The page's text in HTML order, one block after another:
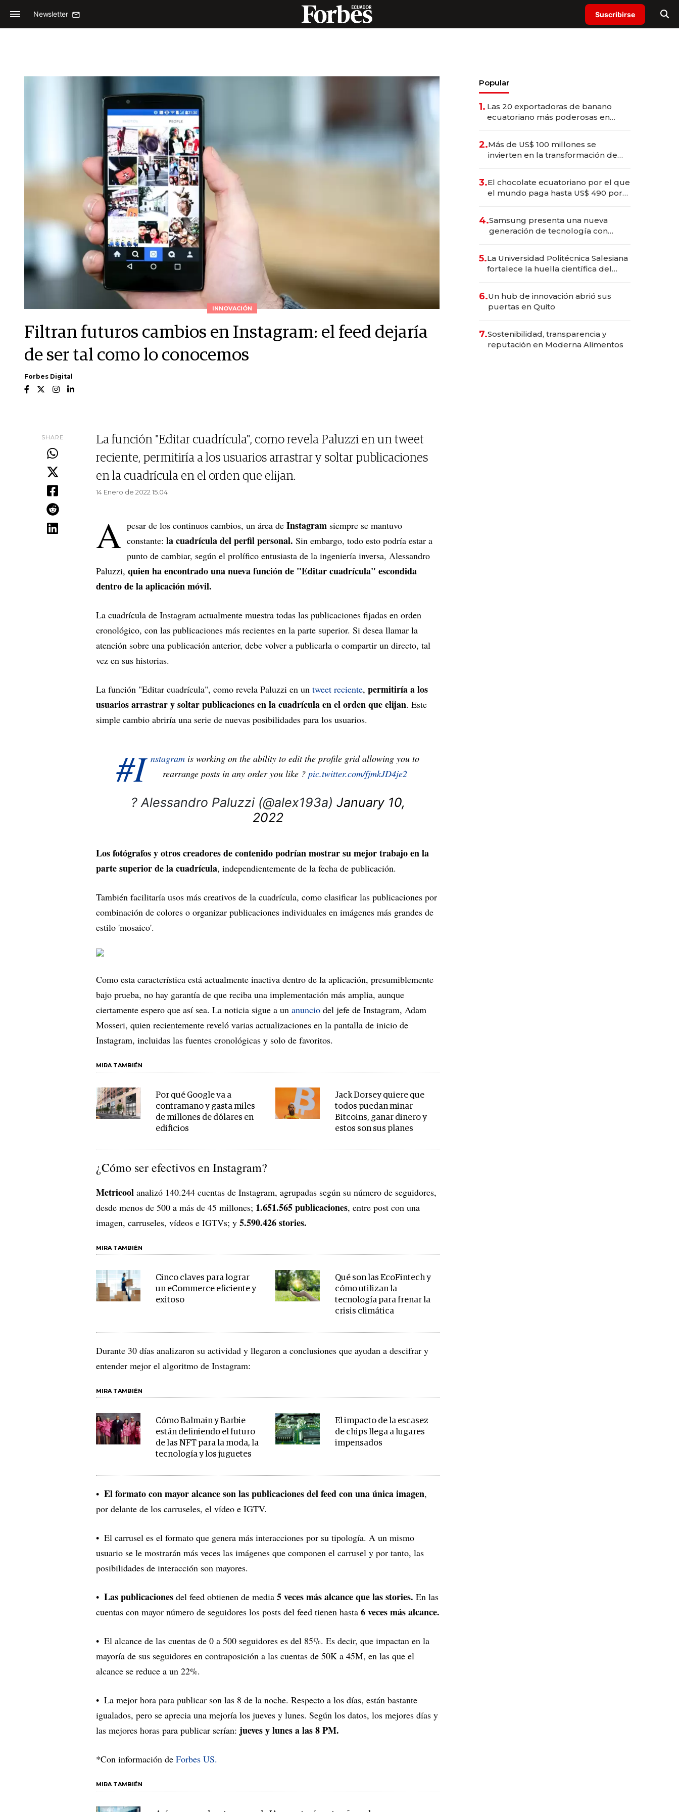
Newsletter Suscribirse
INNOVACIÓN
Filtran futuros cambios en Instagram: el feed dejaría
de ser tal como lo conocemos
Forbes Digital
SHARE
La función "Editar cuadrícula", como revela Paluzzi en un tweet
reciente, permitiría a los usuarios arrastrar y soltar publicaciones
en la cuadrícula en el orden que elijan.
14 Enero de 2022 15.04
A pesar de los continuos cambios, un área de Instagram siempre se mantuvo
constante: la cuadrícula del perfil personal. Sin embargo, todo esto podría estar a
punto de cambiar, según el prolífico entusiasta de la ingeniería inversa, Alessandro
Paluzzi, quien ha encontrado una nueva función de "Editar cuadrícula" escondida
dentro de la aplicación móvil.
La cuadrícula de Instagram actualmente muestra todas las publicaciones fijadas en orden
cronológico, con las publicaciones más recientes en la parte superior. Si desea llamar la
atención sobre una publicación anterior, debe volver a publicarla o compartir un directo, tal
vez en sus historias.
La función "Editar cuadrícula", como revela Paluzzi en un tweet reciente, permitiría a los
usuarios arrastrar y soltar publicaciones en la cuadrícula en el orden que elijan. Este
simple cambio abriría una serie de nuevas posibilidades para los usuarios.
#I nstagram is working on the ability to edit the profile grid allowing you to
rearrange posts in any order you like ? pic.twitter.com/fjmkJD4je2
? Alessandro Paluzzi (@alex193a) January 10,
2022
Los fotógrafos y otros creadores de contenido podrían mostrar su mejor trabajo en la
parte superior de la cuadrícula, independientemente de la fecha de publicación.
También facilitaría usos más creativos de la cuadrícula, como clasificar las publicaciones por
combinación de colores o organizar publicaciones individuales en imágenes más grandes de
estilo 'mosaico'.
Como esta característica está actualmente inactiva dentro de la aplicación, presumiblemente
bajo prueba, no hay garantía de que reciba una implementación más amplia, aunque
ciertamente espero que así sea. La noticia sigue a un anuncio del jefe de Instagram, Adam
Mosseri, quien recientemente reveló varias actualizaciones en la pantalla de inicio de
Instagram, incluidas las fuentes cronológicas y solo de favoritos.
MIRA TAMBIÉN
Por qué Google va a
contramano y gasta miles
de millones de dólares en
edificios
Jack Dorsey quiere que
todos puedan minar
Bitcoins, ganar dinero y
estos son sus planes
¿Cómo ser efectivos en Instagram?
Metricool analizó 140.244 cuentas de Instagram, agrupadas según su número de seguidores,
desde menos de 500 a más de 45 millones; 1.651.565 publicaciones, entre post con una
imagen, carruseles, vídeos e IGTVs; y 5.590.426 stories.
MIRA TAMBIÉN
Cinco claves para lograr
un eCommerce eficiente y
exitoso
Qué son las EcoFintech y
cómo utilizan la
tecnología para frenar la
crisis climática
Durante 30 días analizaron su actividad y llegaron a conclusiones que ayudan a descifrar y
entender mejor el algoritmo de Instagram:
MIRA TAMBIÉN
Cómo Balmain y Barbie
están definiendo el futuro
de las NFT para la moda, la
tecnología y los juguetes
El impacto de la escasez
de chips llega a lugares
impensados
El formato con mayor alcance son las publicaciones del feed con una única imagen,
por delante de los carruseles, el vídeo e IGTV.
El carrusel es el formato que genera más interacciones por su tipología. A un mismo
usuario se le mostrarán más veces las imágenes que componen el carrusel y por tanto, las
posibilidades de interacción son mayores.
Las publicaciones del feed obtienen de media 5 veces más alcance que las stories. En las
cuentas con mayor número de seguidores los posts del feed tienen hasta 6 veces más alcance.
El alcance de las cuentas de 0 a 500 seguidores es del 85%. Es decir, que impactan en la
mayoría de sus seguidores en contraposición a las cuentas de 50K a 45M, en las que el
alcance se reduce a un 22%.
La mejor hora para publicar son las 8 de la noche. Respecto a los días, están bastante
igualados, pero se aprecia una mejoría los jueves y lunes. Según los datos, los mejores días y
las mejores horas para publicar serían: jueves y lunes a las 8 PM.
*Con información de Forbes US.
MIRA TAMBIÉN
Popular
1. Las 20 exportadoras de banano
ecuatoriano más poderosas en
2.Más de US$ 100 millones se
invierten en la transformación de
3.El chocolate ecuatoriano por el que
el mundo paga hasta US$ 490 por
4.Samsung presenta una nueva
generación de tecnología con
5.La Universidad Politécnica Salesiana
fortalece la huella científica del
6.Un hub de innovación abrió sus
puertas en Quito
7.Sostenibilidad, transparencia y
reputación en Moderna Alimentos